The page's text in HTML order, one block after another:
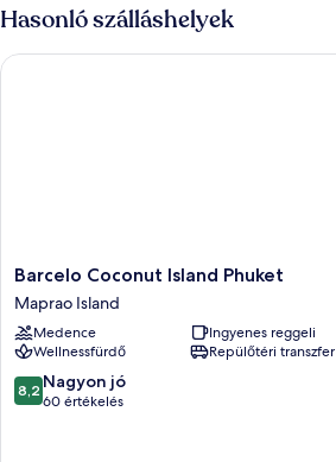
Hasonló szálláshelyek
Barcelo
Coconut
Island
Phuket
Maprao
Island
Barcelo Coconut Island Phuket
Maprao Island
Medence
Ingyenes reggeli
Wellnessfürdő
Repülőtéri transzfer
8.2
ennyiből:
8,2 Nagyon jó
60 értékelés
Barcelo Coconut Island Phuket